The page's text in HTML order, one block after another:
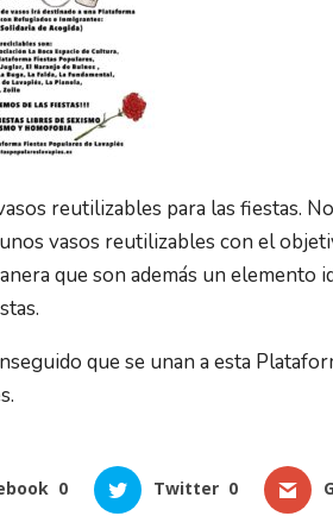
reutilizables para las fiestas.
vasos reutilizables con el
que son además un
que se unan a esta
0 Twitter 0